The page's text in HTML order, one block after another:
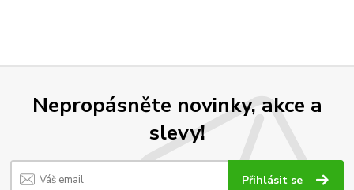
Nepropásněte novinky, akce a
slevy!
Přihlásit se